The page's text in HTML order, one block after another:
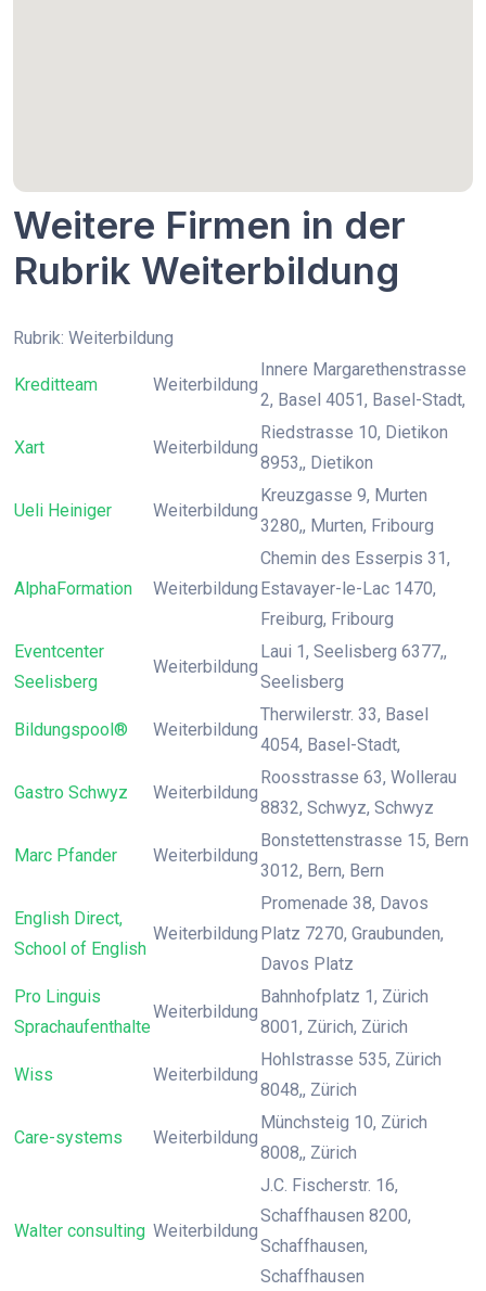
Weitere Firmen in der
Rubrik Weiterbildung
Rubrik: Weiterbildung
Kreditteam Weiterbildung
Innere Margarethenstrasse
2, Basel 4051, Basel-Stadt,
Xart Weiterbildung
Riedstrasse 10, Dietikon
8953,, Dietikon
Ueli Heiniger Weiterbildung
Kreuzgasse 9, Murten
3280,, Murten, Fribourg
AlphaFormation Weiterbildung
Chemin des Esserpis 31,
Estavayer-le-Lac 1470,
Freiburg, Fribourg
Eventcenter
Seelisberg
Weiterbildung
Laui 1, Seelisberg 6377,,
Seelisberg
Bildungspool® Weiterbildung
Therwilerstr. 33, Basel
4054, Basel-Stadt,
Gastro Schwyz Weiterbildung
Roosstrasse 63, Wollerau
8832, Schwyz, Schwyz
Marc Pfander Weiterbildung
Bonstettenstrasse 15, Bern
3012, Bern, Bern
English Direct,
School of English
Weiterbildung
Promenade 38, Davos
Platz 7270, Graubunden,
Davos Platz
Pro Linguis
Sprachaufenthalte
Weiterbildung
Bahnhofplatz 1, Zürich
8001, Zürich, Zürich
Wiss Weiterbildung
Hohlstrasse 535, Zürich
8048,, Zürich
Care-systems Weiterbildung
Münchsteig 10, Zürich
8008,, Zürich
Walter consulting Weiterbildung
J.C. Fischerstr. 16,
Schaffhausen 8200,
Schaffhausen,
Schaffhausen